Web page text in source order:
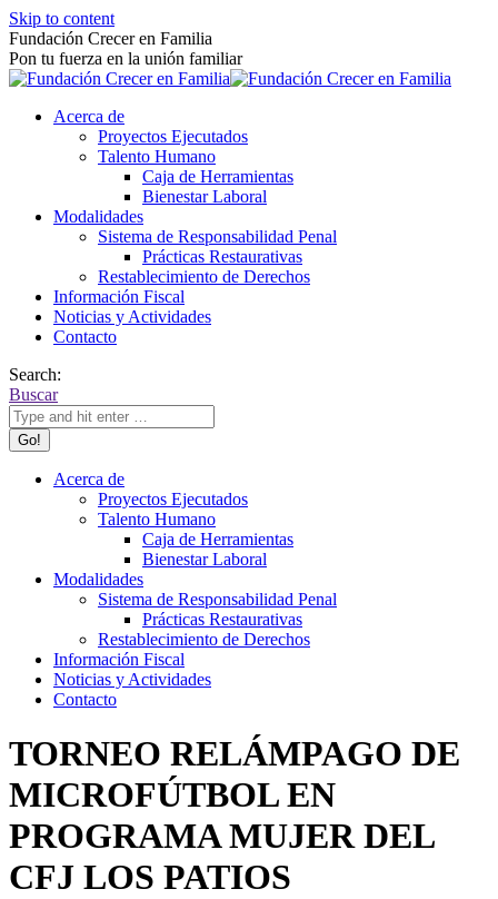
Skip to content
Fundación Crecer en Familia
Pon tu fuerza en la unión familiar
Acerca de
Proyectos Ejecutados
Talento Humano
Caja de Herramientas
Bienestar Laboral
Modalidades
Sistema de Responsabilidad Penal
Prácticas Restaurativas
Restablecimiento de Derechos
Información Fiscal
Noticias y Actividades
Contacto
Search:
Buscar
Acerca de
Proyectos Ejecutados
Talento Humano
Caja de Herramientas
Bienestar Laboral
Modalidades
Sistema de Responsabilidad Penal
Prácticas Restaurativas
Restablecimiento de Derechos
Información Fiscal
Noticias y Actividades
Contacto
TORNEO RELÁMPAGO DE
MICROFÚTBOL EN
PROGRAMA MUJER DEL
CFJ LOS PATIOS